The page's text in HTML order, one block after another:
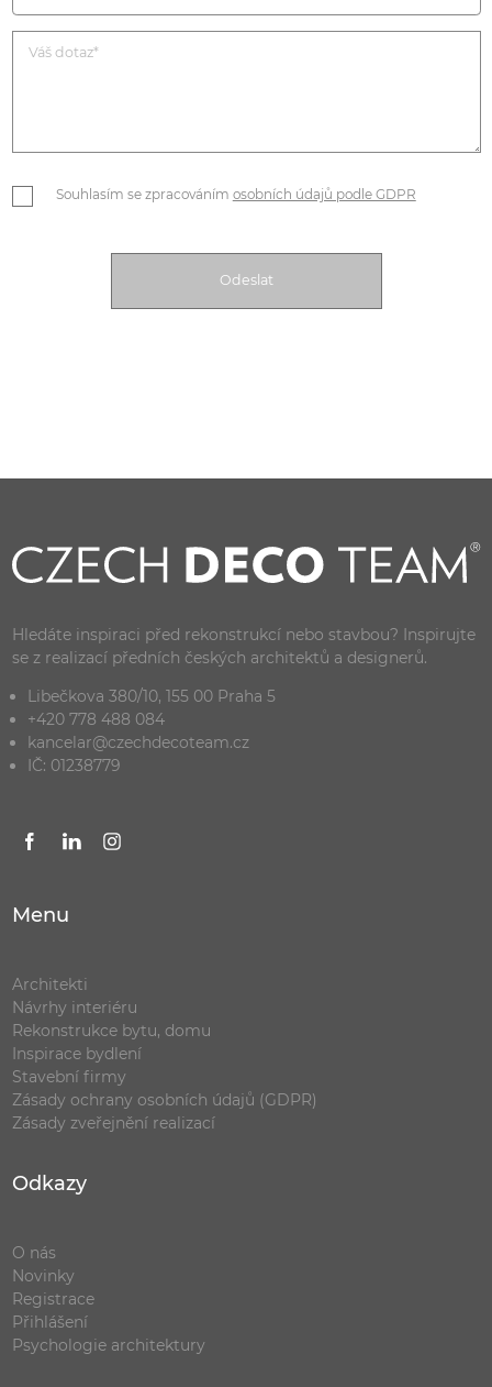
Souhlasím se zpracováním osobních údajů podle GDPR
Hledáte inspiraci před rekonstrukcí nebo stavbou? Inspirujte
se z realizací předních českých architektů a designerů.
Libečkova 380/10, 155 00 Praha 5
+420 778 488 084
kancelar@czechdecoteam.cz
IČ: 01238779
Menu
Architekti
Návrhy interiéru
Rekonstrukce bytu, domu
Inspirace bydlení
Stavební firmy
Zásady ochrany osobních údajů (GDPR)
Zásady zveřejnění realizací
Odkazy
O nás
Novinky
Registrace
Přihlášení
Psychologie architektury